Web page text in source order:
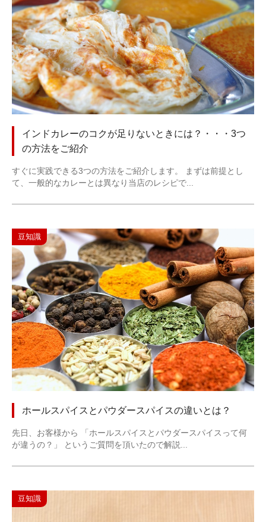
インドカレーのコクが足りないときには？・・・3つ
の方法をご紹介
すぐに実践できる3つの方法をご紹介します。 まずは前提とし
て、一般的なカレーとは異なり当店のレシピで...
豆知識
ホールスパイスとパウダースパイスの違いとは？
先日、お客様から 「ホールスパイスとパウダースパイスって何
が違うの？」 というご質問を頂いたので解説...
豆知識